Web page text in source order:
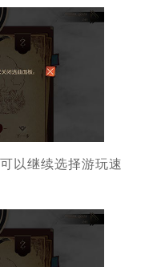
以继续选择游玩速